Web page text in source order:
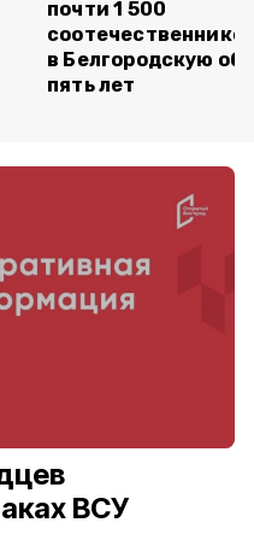
почти 1 500
в Белгородскую
пять лет
ВСУ